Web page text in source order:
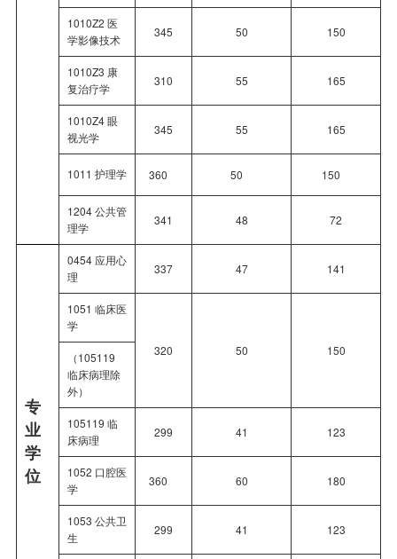
1010Z2 医
学影像技术
345 50 150
1010Z3 康
复治疗学
310 55 165
1010Z4 眼
视光学
345 55 165
1011 护理学 360 50 150
1204 公共管
理学
341 48 72
专
业
学
位
0454 应用心
理
337 47 141
1051 临床医
学
320
50 150
（105119
临床病理除
外）
105119 临
床病理
299 41 123
1052 口腔医
学
360 60 180
1053 公共卫
生
299 41 123